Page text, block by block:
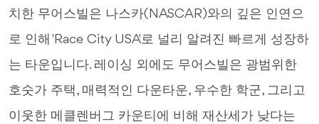
치한 무어스빌은 나스카(NASCAR)와의 깊은 인연으
로 인해 'Race City USA'로 널리 알려진 빠르게 성장하
는 타운입니다. 레이싱 외에도 무어스빌은 광범위한
호숫가 주택, 매력적인 다운타운, 우수한 학군, 그리고
이웃한 메클렌버그 카운티에 비해 재산세가 낮다는